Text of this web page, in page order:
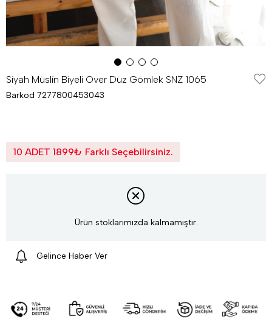
Siyah Müslin Biyeli Over Düz Gömlek SNZ 1065
Barkod 7277800453043
10 ADET 1899₺ Farklı Seçebilirsiniz.
Ürün stoklarımızda kalmamıştır.
Gelince Haber Ver